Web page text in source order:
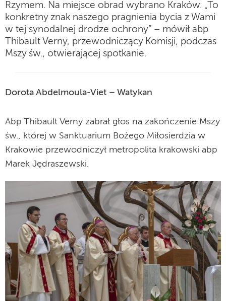
Rzymem. Na miejsce obrad wybrano Kraków. „To
konkretny znak naszego pragnienia bycia z Wami
w tej synodalnej drodze ochrony” – mówił abp
Thibault Verny, przewodniczący Komisji, podczas
Mszy św., otwierającej spotkanie.
Dorota Abdelmoula-Viet – Watykan
Abp Thibault Verny zabrał głos na zakończenie Mszy
św., której w Sanktuarium Bożego Miłosierdzia w
Krakowie przewodniczył metropolita krakowski abp
Marek Jędraszewski.